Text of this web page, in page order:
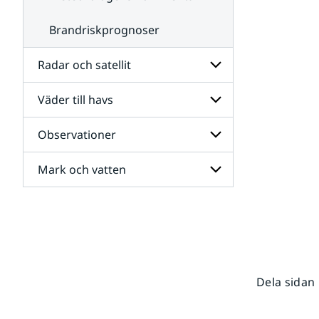
Brandriskprognoser
Radar och satellit
Undersidor
för
Radar
och
satellit
Väder till havs
Undersidor
för
Väder
till
havs
Observationer
Undersidor
för
Mark och vatten
Dela sidan